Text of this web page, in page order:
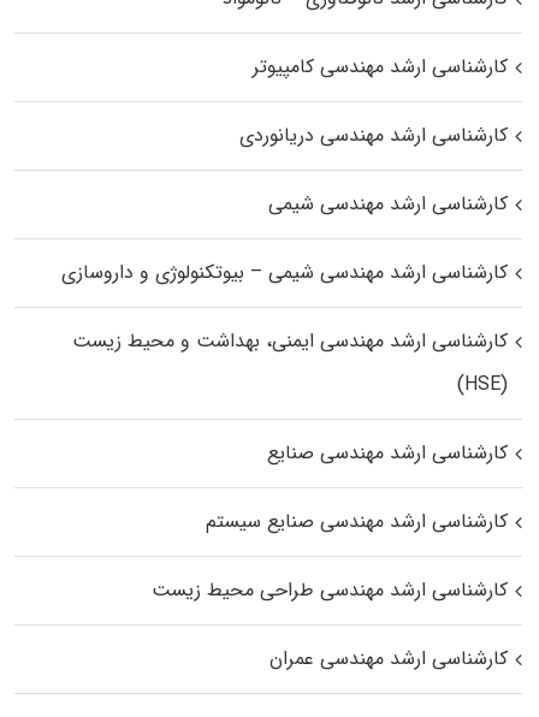
کارشناسی ارشد مهندسی کامپیوتر
کارشناسی ارشد مهندسی دریانوردی
کارشناسی ارشد مهندسی شیمی
کارشناسی ارشد مهندسی شیمی – بیوتکنولوژی و داروسازی
کارشناسی ارشد مهندسی ایمنی، بهداشت و محیط زیست
(HSE)
کارشناسی ارشد مهندسی صنایع
کارشناسی ارشد مهندسی صنایع سیستم
کارشناسی ارشد مهندسی طراحی محیط زیست
کارشناسی ارشد مهندسی عمران